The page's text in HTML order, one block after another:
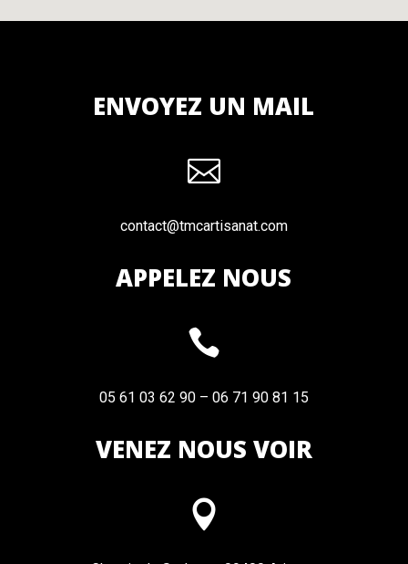
ENVOYEZ UN MAIL

contact@tmcartisanat.com
APPELEZ NOUS

05 61 03 62 90 – 06 71 90 81 15
VENEZ NOUS VOIR
